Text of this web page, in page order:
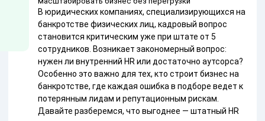
В юридических компаниях, специализирующихся на
банкротстве физических лиц, кадровый вопрос
становится критическим уже при штате от 5
сотрудников. Возникает закономерный вопрос:
нужен ли внутренний HR или достаточно аутсорса?
Особенно это важно для тех, кто строит бизнес на
банкротстве, где каждая ошибка в подборе ведет к
потерянным лидам и репутационным рискам.
Давайте разберемся, что выгоднее — штатный HR